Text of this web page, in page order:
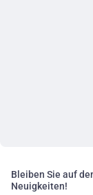
Bleiben Sie auf
Neuigkeiten!